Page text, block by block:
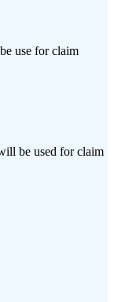
use for claim
be used for claim